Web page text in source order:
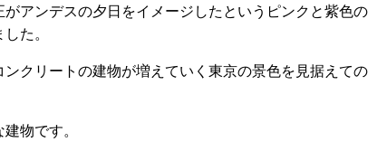
アンデスの夕日をイメージしたというピンクと紫色の
た。
クリートの建物が増えていく東京の景色を見据えての
物です。